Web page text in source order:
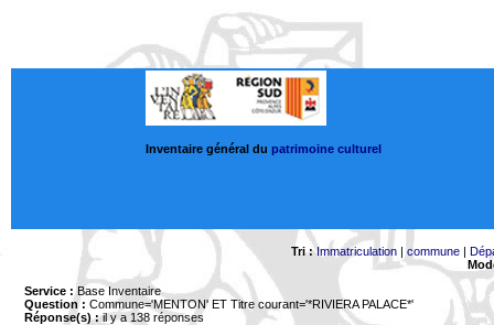
Inventaire général du patrimoine culturel
Tri : Immatriculation |commune |
Service : Base Inventaire
Question : Commune='MENTON' ET Titre courant='*RIVIERA PALACE*'
Réponse(s) :il y a 138 réponses